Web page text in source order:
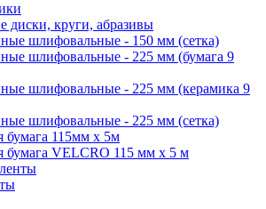
круги, абразивы
шлифовальные - 150 мм (сетка)
шлифовальные - 225 мм (бумага 9
шлифовальные - 225 мм (керамика 9
шлифовальные - 225 мм (сетка)
115мм х 5м
бумага VELCRO 115 мм х 5 м